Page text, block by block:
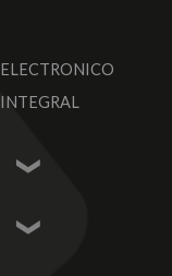
ELECTRONICO
INTEGRAL